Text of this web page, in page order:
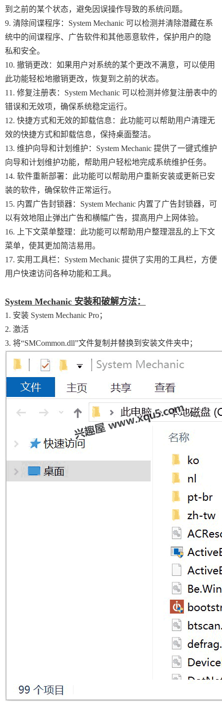
到之前的某个状态，避免因误操作导致的系统问题。
9. 清除间谍程序：System Mechanic 可以检测并清除潜藏在系
统中的间谍程序、广告软件和其他恶意软件，保护用户的隐
私和安全。
10. 撤销更改：如果用户对系统的某个更改不满意，可以使用
此功能轻松地撤销更改，恢复到之前的状态。
11. 修复注册表：System Mechanic 可以检测并修复注册表中的
错误和无效项，确保系统稳定运行。
12. 快捷方式和无效的卸载信息：此功能可以帮助用户清理无
效的快捷方式和卸载信息，保持桌面整洁。
13. 维护向导和计划维护：System Mechanic 提供了一键式维护
向导和计划维护功能，帮助用户轻松地完成系统维护任务。
14. 软件重新部署：此功能可以帮助用户重新安装或更新已安
装的软件，确保软件正常运行。
15. 内置广告封锁器：System Mechanic 内置了广告封锁器，可
以有效地阻止弹出广告和横幅广告，提高用户上网体验。
16. 上下文菜单整理：此功能可以帮助用户整理混乱的上下文
菜单，使其更加简洁易用。
17. 实用工具栏：System Mechanic 提供了实用的工具栏，方便
用户快速访问各种功能和工具。
System Mechanic 安装和破解方法：
1. 安装 System Mechanic Pro；
2. 激活
3. 将“SMCommon.dll”文件复制并替换到安装文件夹中；